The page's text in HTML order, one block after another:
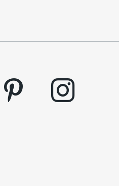
pinterest instagram